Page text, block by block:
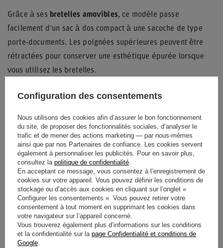
Grâce à ses bretelles amovibles, ce modèle passe
facilement d'un sac à dos compact à une sacoche de type
porte-documents. Les poignées supérieures peuvent être
rétractées pour conserver une esthétique épurée lorsque
vous utilisez les bretelles.
capacité, incluant un clip pour clés pour sécuriser vos
objets de valeur. Ce sac est l'équilibre parfait entre
légèreté et protection structurelle pour votre matériel
électronique.
État Nouveaux produits
Catégorie Sacs
Matériel Autre Polyester
Configuration des consentements
Nous utilisons des cookies afin d’assurer le bon fonctionnement
du site, de proposer des fonctionnalités sociales, d’analyser le
trafic et de mener des actions marketing — par nous-mêmes
ainsi que par nos Partenaires de confiance. Les cookies servent
également à personnaliser les publicités. Pour en savoir plus,
consultez la politique de confidentialité
En acceptant ce message, vous consentez à l’enregistrement de
cookies sur votre appareil. Vous pouvez définir les conditions de
stockage ou d’accès aux cookies en cliquant sur l’onglet «
Configurer les consentements ». Vous pouvez retirer votre
consentement à tout moment en supprimant les cookies dans
votre navigateur sur l’appareil concerné.
Vous trouverez également plus d’informations sur les conditions
et la confidentialité sur la page Confidentialité et conditions de
Google